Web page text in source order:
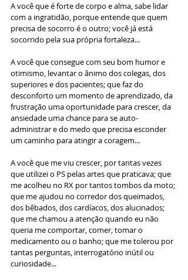
A você que é forte de corpo e alma, sabe lidar
com a ingratidão, porque entende que quem
precisa de socorro é o outro; você já está
socorrido pela sua própria fortaleza...
A você que consegue com seu bom humor e
otimismo, levantar o ânimo dos colegas, dos
superiores e dos pacientes; que faz do
desconforto um momento de aprendizado, da
frustração uma oportunidade para crescer, da
ansiedade uma chance para se auto-
administrar e do medo que precisa esconder
um caminho para atingir a coragem...
A você que me viu crescer, por tantas vezes
que utilizei o PS pelas artes que praticava; que
me acolheu no RX por tantos tombos da moto;
que me ajudou no corredor dos queimados,
dos bêbados, dos cardíacos, dos alucinados;
que me chamou a atenção quando eu não
queria me comportar, comer, tomar o
medicamento ou o banho; que me tolerou por
tantas perguntas, interrogatório inútil ou
curiosidade...